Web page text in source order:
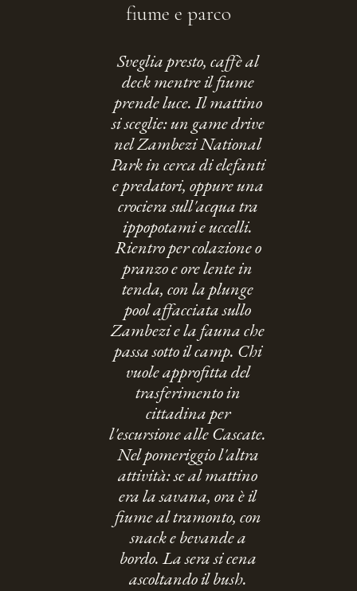
fiume e parco
Sveglia presto, caffè al
deck mentre il fiume
prende luce. Il mattino
si sceglie: un game drive
nel Zambezi National
Park in cerca di elefanti
e predatori, oppure una
crociera sull'acqua tra
ippopotami e uccelli.
Rientro per colazione o
pranzo e ore lente in
tenda, con la plunge
pool affacciata sullo
Zambezi e la fauna che
passa sotto il camp. Chi
vuole approfitta del
trasferimento in
cittadina per
l'escursione alle Cascate.
Nel pomeriggio l'altra
attività: se al mattino
era la savana, ora è il
fiume al tramonto, con
snack e bevande a
bordo. La sera si cena
ascoltando il bush.